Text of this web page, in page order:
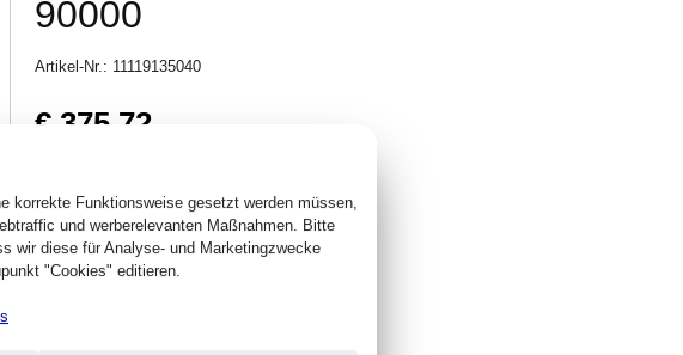
90000
Artikel-Nr.: 11119135040
€ 375,72
Stck.
korrekte Funktionsweise gesetzt werden müssen,
und werberelevanten Maßnahmen. Bitte
wir diese für Analyse- und Marketingzwecke
"Cookies" editieren.